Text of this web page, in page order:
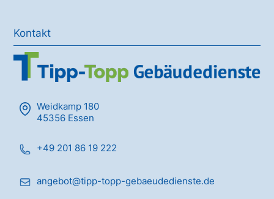
Kontakt
Weidkamp 180
45356 Essen
+49 201 86 19 222
angebot@tipp-topp-gebaeudedienste.de